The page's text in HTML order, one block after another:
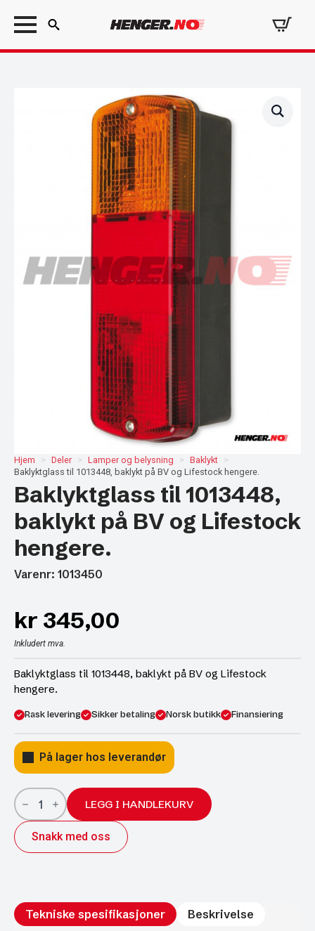
Search
Hjem Deler Lamper og belysning
Baklykt
Baklyktglass til 1013448, baklykt på BV og Lifestock hengere.
Baklyktglass til 1013448,
baklykt på BV og Lifestock
hengere.
Varenr: 1013450
kr 345,00
Inkludert mva.
Baklyktglass til 1013448, baklykt på BV og Lifestock
hengere.
Rask levering Sikker betaling Norsk butikk Finansiering
På lager hos leverandør
Baklyktglass
til
1013448,
baklykt
på
BV
LEGG I HANDLEKURV
Snakk med oss
Tekniske spesifikasjoner Beskrivelse